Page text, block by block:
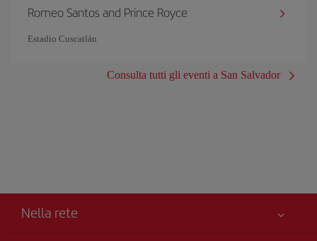
Romeo Santos and Prince Royce
Estadio Cuscatlán
Consulta tutti gli eventi a San Salvador
Nella rete